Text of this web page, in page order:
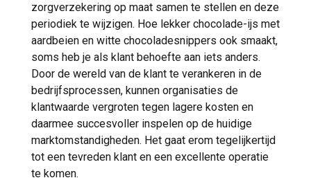
zorgverzekering op maat samen te stellen en deze
periodiek te wijzigen. Hoe lekker chocolade-ijs met
aardbeien en witte chocoladesnippers ook smaakt,
soms heb je als klant behoefte aan iets anders.
Door de wereld van de klant te verankeren in de
bedrijfsprocessen, kunnen organisaties de
klantwaarde vergroten tegen lagere kosten en
daarmee succesvoller inspelen op de huidige
marktomstandigheden. Het gaat erom tegelijkertijd
tot een tevreden klant en een excellente operatie
te komen.